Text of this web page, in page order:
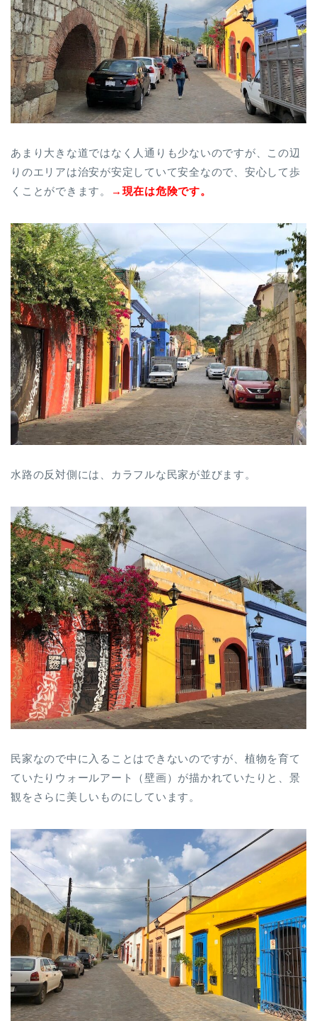
あまり大きな道ではなく人通りも少ないのですが、この辺
りのエリアは治安が安定していて安全なので、安心して歩
くことができます。
→現在は危険です。
水路の反対側には、カラフルな民家が並びます。
民家なので中に入ることはできないのですが、植物を育て
ていたりウォールアート（壁画）が描かれていたりと、景
観をさらに美しいものにしています。